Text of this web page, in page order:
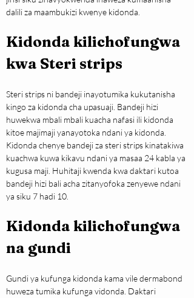
dalili za maambukizi kwenye kidonda.
Kidonda kilichofungwa
kwa Steri strips
Steri strips ni bandeji inayotumika kukutanisha
kingo za kidonda cha upasuaji. Bandeji hizi
huwekwa mbali mbali kuacha nafasi ili kidonda
kitoe majimaji yanayotoka ndani ya kidonda.
Kidonda chenye bandeji za steri strips kinatakiwa
kuachwa kuwa kikavu ndani ya masaa 24 kabla ya
kugusa maji. Huhitaji kwenda kwa daktari kutoa
bandeji hizi bali acha zitanyofoka zenyewe ndani
ya siku 7 hadi 10.
Kidonda kilichofungwa
na gundi
Gundi ya kufunga kidonda kama vile dermabond
huweza tumika kufunga vidonda. Daktari